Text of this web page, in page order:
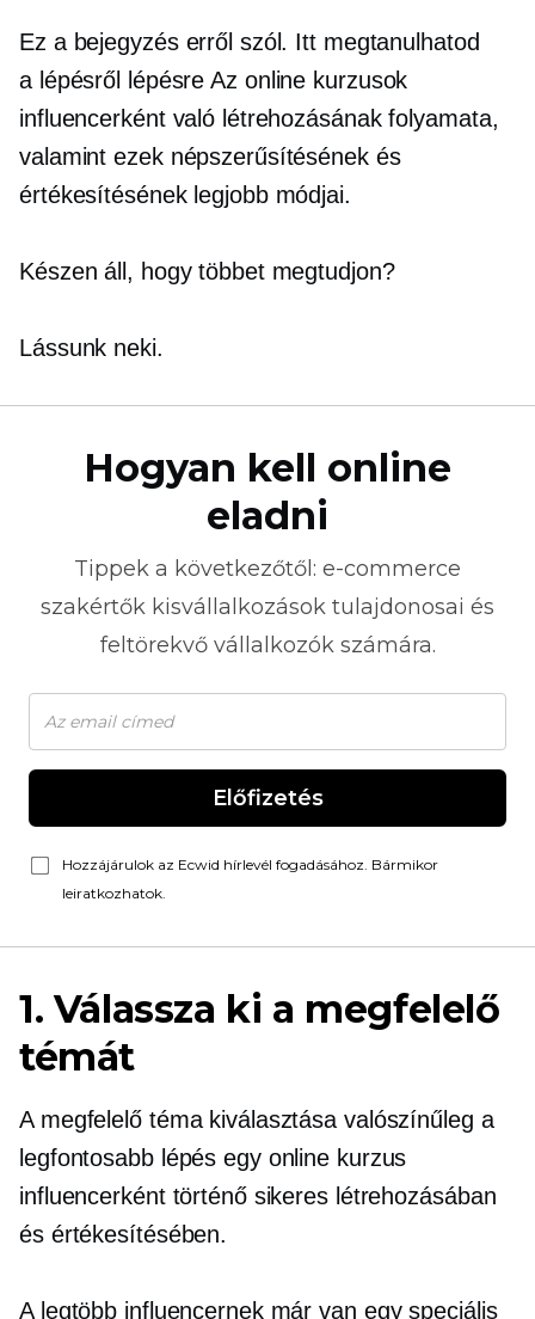
Ez a bejegyzés erről szól. Itt megtanulhatod
a lépésről lépésre Az online kurzusok
influencerként való létrehozásának folyamata,
valamint ezek népszerűsítésének és
értékesítésének legjobb módjai.
Készen áll, hogy többet megtudjon?
Lássunk neki.
Hogyan kell online
eladni
Tippek a következőtől: e-commerce
szakértők kisvállalkozások tulajdonosai és
feltörekvő vállalkozók számára.
Előfizetés
Hozzájárulok az Ecwid hírlevél fogadásához. Bármikor
leiratkozhatok.
1. Válassza ki a megfelelő
témát
A megfelelő téma kiválasztása valószínűleg a
legfontosabb lépés egy online kurzus
influencerként történő sikeres létrehozásában
és értékesítésében.
A legtöbb influencernek már van egy speciális